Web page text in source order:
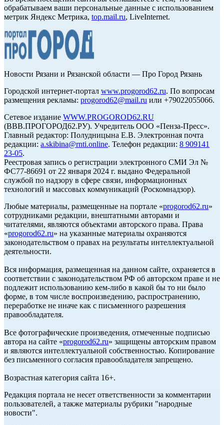
обрабатываем ваши персональные данные с использованием
метрик Яндекс Метрика, top.mail.ru, LiveInternet.
Новости Рязани и Рязанской области — Про Город Рязань
Городской интернет-портал www.progorod62.ru. По вопросам
размещения рекламы: progorod62@mail.ru или +79022055066.
Сетевое издание WWW.PROGOROD62.RU
(ВВВ.ПРОГОРОД62.РУ). Учредитель ООО «Пенза-Пресс».
Главный редактор: Полудницына Е.В. Электронная почта
редакции: a.skibina@rnti.online. Телефон редакции: 8 909141
23-05.
Реестровая запись о регистрации электронного СМИ Эл №
ФС77-86691 от 22 января 2024 г. выдано Федеральной
службой по надзору в сфере связи, информационных
технологий и массовых коммуникаций (Роскомнадзор).
Любые материалы, размещенные на портале «progorod62.ru»
сотрудниками редакции, внештатными авторами и
читателями, являются объектами авторского права. Права
«progorod62.ru» на указанные материалы охраняются
законодательством о правах на результаты интеллектуальной
деятельности.
Вся информация, размещенная на данном сайте, охраняется в
соответствии с законодательством РФ об авторском праве и не
подлежит использованию кем-либо в какой бы то ни было
форме, в том числе воспроизведению, распространению,
переработке не иначе как с письменного разрешения
правообладателя.
Все фотографические произведения, отмеченные подписью
автора на сайте «progorod62.ru» защищены авторским правом
и являются интеллектуальной собственностью. Копирование
без письменного согласия правообладателя запрещено.
Возрастная категория сайта 16+.
Редакция портала не несет ответственности за комментарии
пользователей, а также материалы рубрики "народные
новости".